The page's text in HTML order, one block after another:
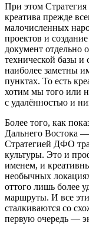
При этом
креатива прежде
малочисленных
проектов и
документ отдельно
технической базы и
наиболее заметны
пунктах. То есть
хотим мы того или
с удалённостью и
Более того, как
Дальнего Востока
Стратегией ДФО
культуры. Это и
именем, и
необычных
оттого лишь более
маршруты. И все
сталкиваются со
первую очередь —